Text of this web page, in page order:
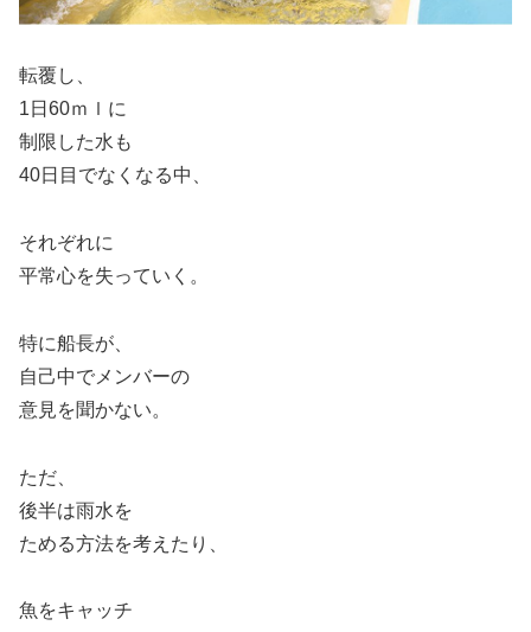
転覆し、
1日60ｍｌに
制限した水も
40日目でなくなる中、
それぞれに
平常心を失っていく。
特に船長が、
自己中でメンバーの
意見を聞かない。
ただ、
後半は雨水を
ためる方法を考えたり、
魚をキャッチ